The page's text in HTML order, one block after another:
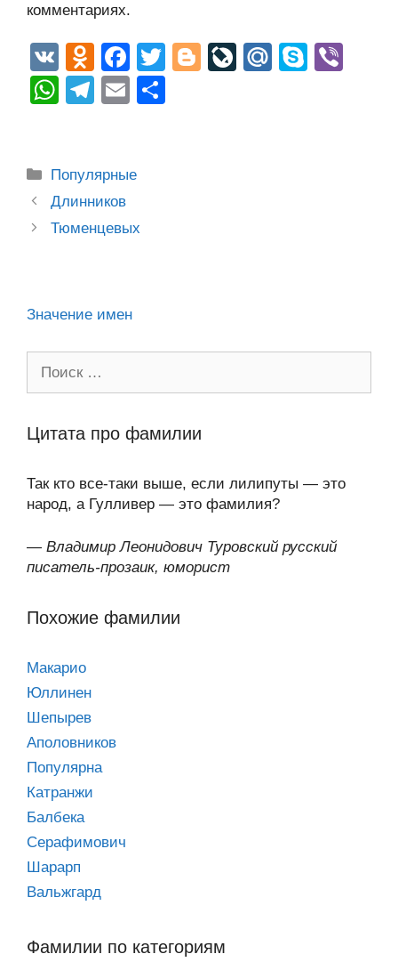
комментариях.
V
K
O
d
n
kl
a
ss
F
a
c
b
o
T
Bl
Li
M
S
W
s
A
p
T
gr
a
m
E
Рубрики
Популярные
Post
navigation
Длинников
Тюменцевых
Значение имен
Цитата про фамилии
Так кто все-таки выше, если лилипуты — это
народ, а Гулливер — это фамилия?
— Владимир Леонидович Туровский русский
писатель-прозаик, юморист
Похожие фамилии
Макарио
Юллинен
Шепырев
Аполовников
Популярна
Катранжи
Балбека
Серафимович
Шарарп
Вальжгард
Фамилии по категориям